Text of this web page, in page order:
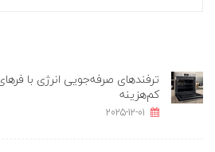
ترفندهای صرفه‌جویی انرژی با
کم‌هزینه
2025-12-01